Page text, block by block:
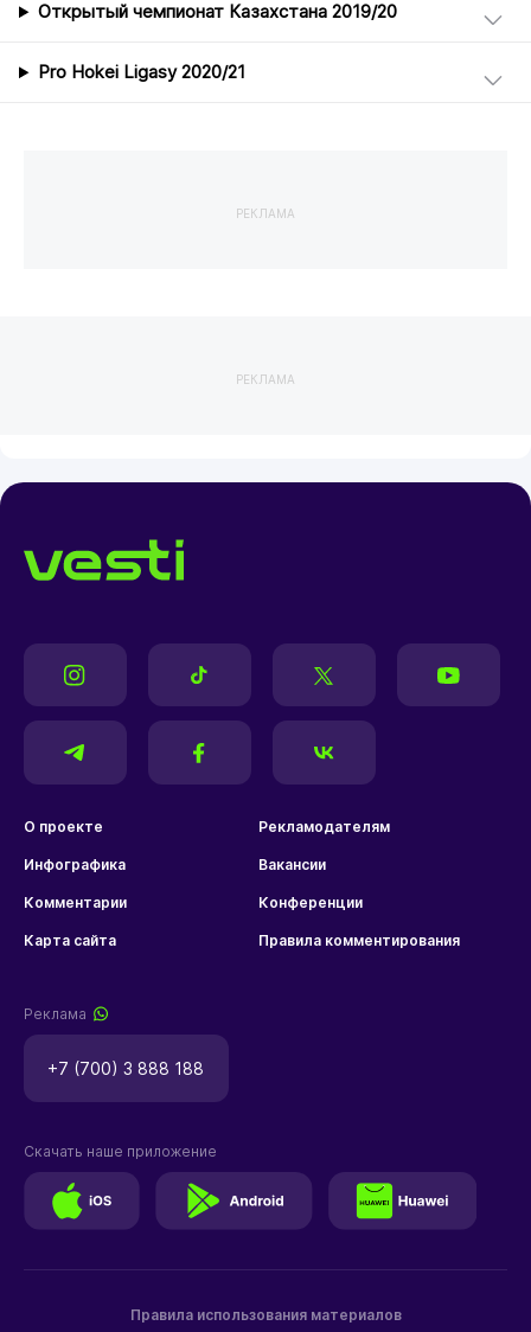
Открытый чемпионат Казахстана 2019/20
Pro Hokei Ligasy 2020/21
РЕКЛАМА
РЕКЛАМА
О проекте Рекламодателям
Инфографика Вакансии
Комментарии Конференции
Карта сайта Правила комментирования
Реклама
+7 (700) 3 888 188
Правила использования материалов
Скачать наше приложение